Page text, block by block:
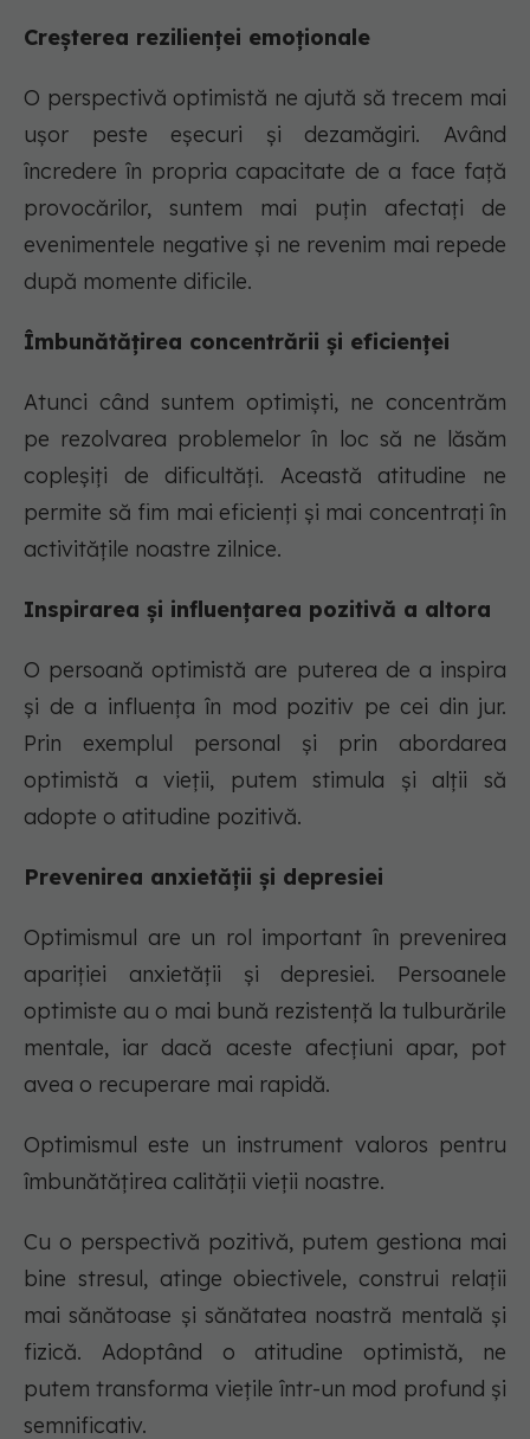
Creșterea rezilienței emoționale
O perspectivă optimistă ne ajută să trecem mai
ușor peste eșecuri și dezamăgiri. Având
încredere în propria capacitate de a face față
provocărilor, suntem mai puțin afectați de
evenimentele negative și ne revenim mai repede
după momente dificile.
Îmbunătățirea concentrării și eficienței
Atunci când suntem optimiști, ne concentrăm
pe rezolvarea problemelor în loc să ne lăsăm
copleșiți de dificultăți. Această atitudine ne
permite să fim mai eficienți și mai concentrați în
activitățile noastre zilnice.
Inspirarea și influențarea pozitivă a altora
O persoană optimistă are puterea de a inspira
și de a influența în mod pozitiv pe cei din jur.
Prin exemplul personal și prin abordarea
optimistă a vieții, putem stimula și alții să
adopte o atitudine pozitivă.
Prevenirea anxietății și depresiei
Optimismul are un rol important în prevenirea
apariției anxietății și depresiei. Persoanele
optimiste au o mai bună rezistență la tulburările
mentale, iar dacă aceste afecțiuni apar, pot
avea o recuperare mai rapidă.
Optimismul este un instrument valoros pentru
îmbunătățirea calității vieții noastre.
Cu o perspectivă pozitivă, putem gestiona mai
bine stresul, atinge obiectivele, construi relații
mai sănătoase și sănătatea noastră mentală și
fizică. Adoptând o atitudine optimistă, ne
putem transforma viețile într-un mod profund și
semnificativ.